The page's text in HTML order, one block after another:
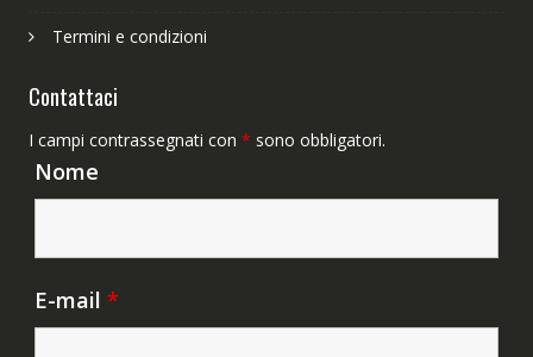
Termini e condizioni
Contattaci
I campi contrassegnati con * sono obbligatori.
Nome
E-mail *